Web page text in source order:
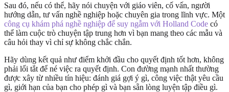
Sau đó, nếu có thể, hãy nói chuyện với giáo viên, cố vấn, người
hướng dẫn, tư vấn nghề nghiệp hoặc chuyên gia trong lĩnh vực. Một
công cụ khám phá nghề nghiệp để suy ngẫm với Holland Code có
thể làm cuộc trò chuyện tập trung hơn vì bạn mang theo các mẫu và
câu hỏi thay vì chỉ sự không chắc chắn.
Hãy dùng kết quả như điểm khởi đầu cho quyết định tốt hơn, không
phải lối tắt để né việc ra quyết định. Con đường mạnh nhất thường
được xây từ nhiều tín hiệu: đánh giá gợi ý gì, công việc thật yêu cầu
gì, giới hạn của bạn cho phép gì và bạn sẵn lòng luyện tập điều gì.